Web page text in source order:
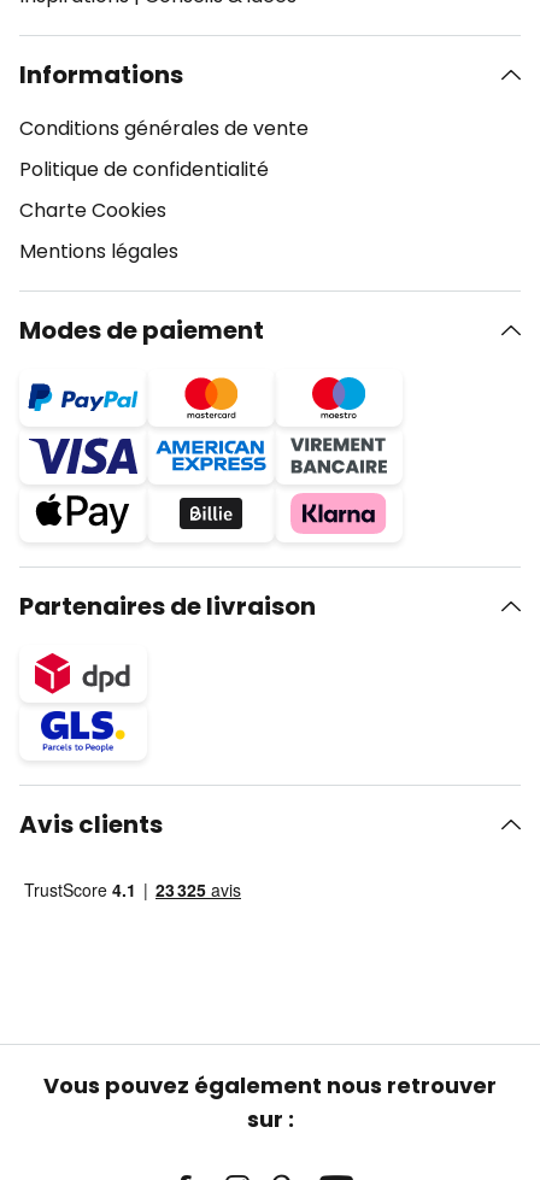
Informations
Conditions générales de vente
Politique de confidentialité
Charte Cookies
Mentions légales
Modes de paiement
Partenaires de livraison
Avis clients
Vous pouvez également nous retrouver
sur :